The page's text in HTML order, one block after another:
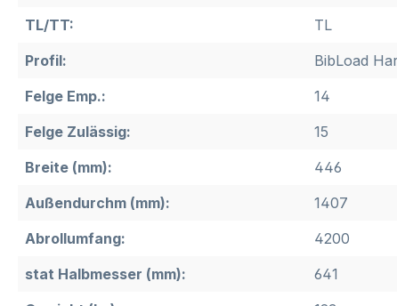
TL/TT:
TL
Profil:
BibLoad
Felge Emp.:
14
Felge Zulässig:
15
Breite (mm):
446
Außendurchm (mm):
1407
Abrollumfang:
4200
stat Halbmesser (mm):
641